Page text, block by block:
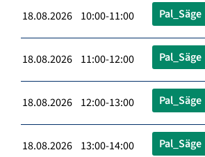
18.08.2026 10:00-11:00 Pal_Säge
18.08.2026 11:00-12:00 Pal_Säge
18.08.2026 12:00-13:00 Pal_Säge
18.08.2026 13:00-14:00 Pal_Säge